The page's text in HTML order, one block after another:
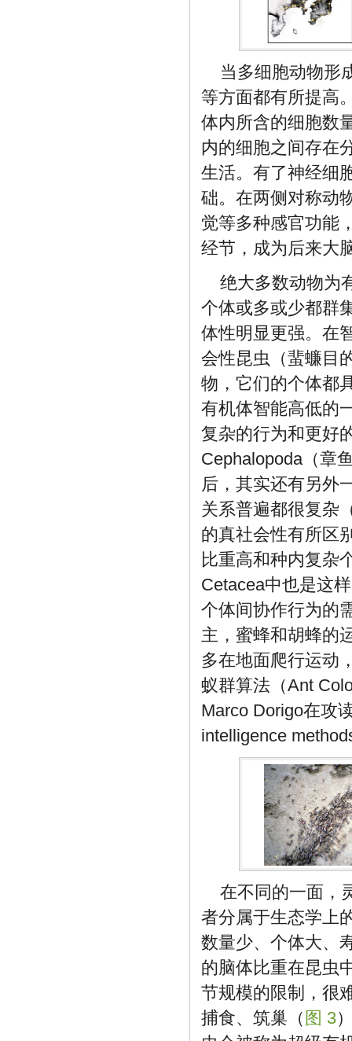
当多细胞动物形
等方面都有所提高
体内所含的细胞数
内的细胞之间存在
生活。有了神经细
础。在两侧对称动
觉等多种感官功能
经节，成为后来大
绝大多数动物为
个体或多或少都群
体性明显更强。在
会性昆虫（蜚蠊目
物，它们的个体都
有机体智能高低的
复杂的行为和更好
Cephalopoda（章
后，其实还有另外
关系普遍都很复杂
的真社会性有所区
比重高和种内复杂
Cetacea中也是这
个体间协作行为的
主，蜜蜂和胡蜂的
多在地面爬行运动
蚁群算法（Ant
Marco Dorigo在攻
intelligence
在不同的一面，
者分属于生态学上
数量少、个体大、
的脑体比重在昆虫
节规模的限制，很
捕食、筑巢（ 图 3